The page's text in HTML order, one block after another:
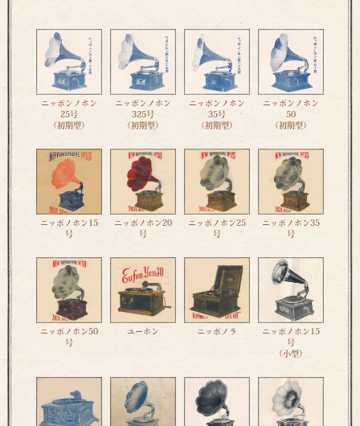
ニッポンノホン
25号
（初期型）
ニッポンノホン
325号
（初期型）
ニッポンノホン
35号
（初期型）
ニッポンノホン
50
（初期型）
ニッポノホン15
号
ニッポノホン20
号
ニッポノホン25
号
ニッポノホン35
号
ニッポノホン50
号
ユーホン ニッポノラ
ニッポノホン15
号
（小型）